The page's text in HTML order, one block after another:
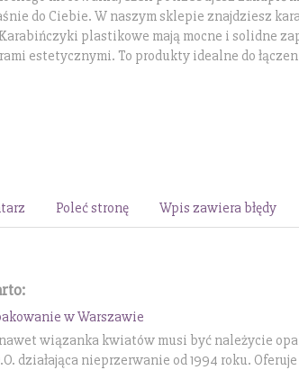
do Ciebie. W naszym sklepie znajdziesz
plastikowe mają mocne i solidne
estetycznymi. To produkty idealne do
Poleć stronę Wpis zawiera błędy
w Warszawie
wiązanka kwiatów musi być należycie
działająca nieprzerwanie od 1994 roku.